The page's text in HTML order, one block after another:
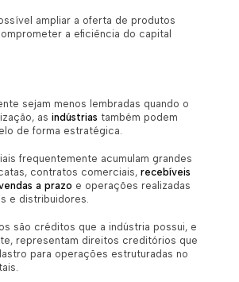
ampliar a oferta de produtos
a eficiência do capital
sejam menos lembradas quando o
as indústrias também podem
de forma estratégica.
frequentemente acumulam grandes
contratos comerciais, recebíveis
a prazo e operações realizadas
e distribuidores.
são créditos que a indústria possui, e
representam direitos creditórios que
para operações estruturadas no